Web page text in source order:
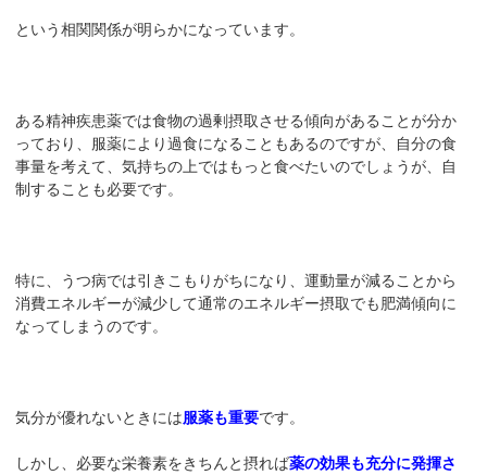
という相関関係が明らかになっています。
ある精神疾患薬では食物の過剰摂取させる傾向があることが分か
っており、服薬により過食になることもあるのですが、自分の食
事量を考えて、気持ちの上ではもっと食べたいのでしょうが、自
制することも必要です。
特に、うつ病では引きこもりがちになり、運動量が減ることから
消費エネルギーが減少して通常のエネルギー摂取でも肥満傾向に
なってしまうのです。
気分が優れないときには服薬も重要です。
しかし、必要な栄養素をきちんと摂れば薬の効果も充分に発揮さ